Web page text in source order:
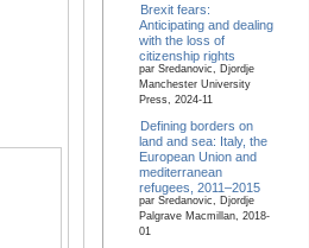
Brexit fears:
Anticipating and dealing
with the loss of
citizenship rights
par Sredanovic, Djordje
Manchester University
Press, 2024-11
Defining borders on
land and sea: Italy, the
European Union and
mediterranean
refugees, 2011–2015
par Sredanovic, Djordje
Palgrave Macmillan, 2018-
01